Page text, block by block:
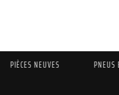
PIÈCES NEUVES PNEUS